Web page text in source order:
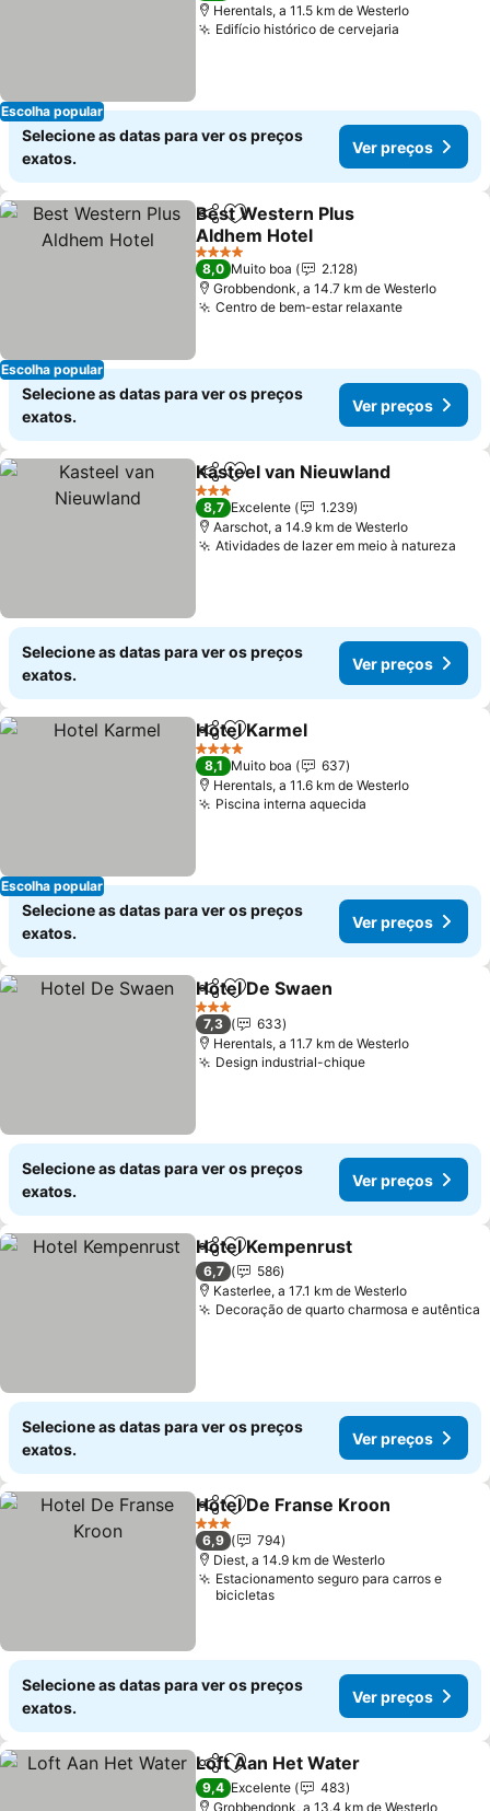
Escolha popular
Herentals, a 11.5 km de Westerlo
Edifício histórico de cervejaria
Selecione as datas para ver os preços
exatos.
Ver preços
Escolha popular
PartilharAdicionar aos favoritos
Best Western Plus
Aldhem Hotel
4 Estrelas
8,0 Muito boa
2.128
Grobbendonk, a 14.7 km de Westerlo
Centro de bem-estar relaxante
Selecione as datas para ver os preços
exatos.
Ver preços
PartilharAdicionar aos favoritos
Kasteel van Nieuwland
3 Estrelas
8,7 Excelente
1.239
Aarschot, a 14.9 km de Westerlo
Atividades de lazer em meio à natureza
Selecione as datas para ver os preços
exatos.
Ver preços
Escolha popular
PartilharAdicionar aos favoritos
Hotel Karmel
4 Estrelas
8,1 Muito boa
637
Herentals, a 11.6 km de Westerlo
Piscina interna aquecida
Selecione as datas para ver os preços
exatos.
Ver preços
PartilharAdicionar aos favoritos
Hotel De Swaen
3 Estrelas
7,3
633
Herentals, a 11.7 km de Westerlo
Design industrial-chique
Selecione as datas para ver os preços
exatos.
Ver preços
PartilharAdicionar aos favoritos
Hotel Kempenrust
6,7
586
Kasterlee, a 17.1 km de Westerlo
Decoração de quarto charmosa e autêntica
Selecione as datas para ver os preços
exatos.
Ver preços
PartilharAdicionar aos favoritos
Hotel De Franse Kroon
3 Estrelas
6,9
794
Diest, a 14.9 km de Westerlo
Estacionamento seguro para carros e
bicicletas
Selecione as datas para ver os preços
exatos.
Ver preços
PartilharAdicionar aos favoritos
Loft Aan Het Water
9,4 Excelente
483
Grobbendonk, a 13.4 km de Westerlo